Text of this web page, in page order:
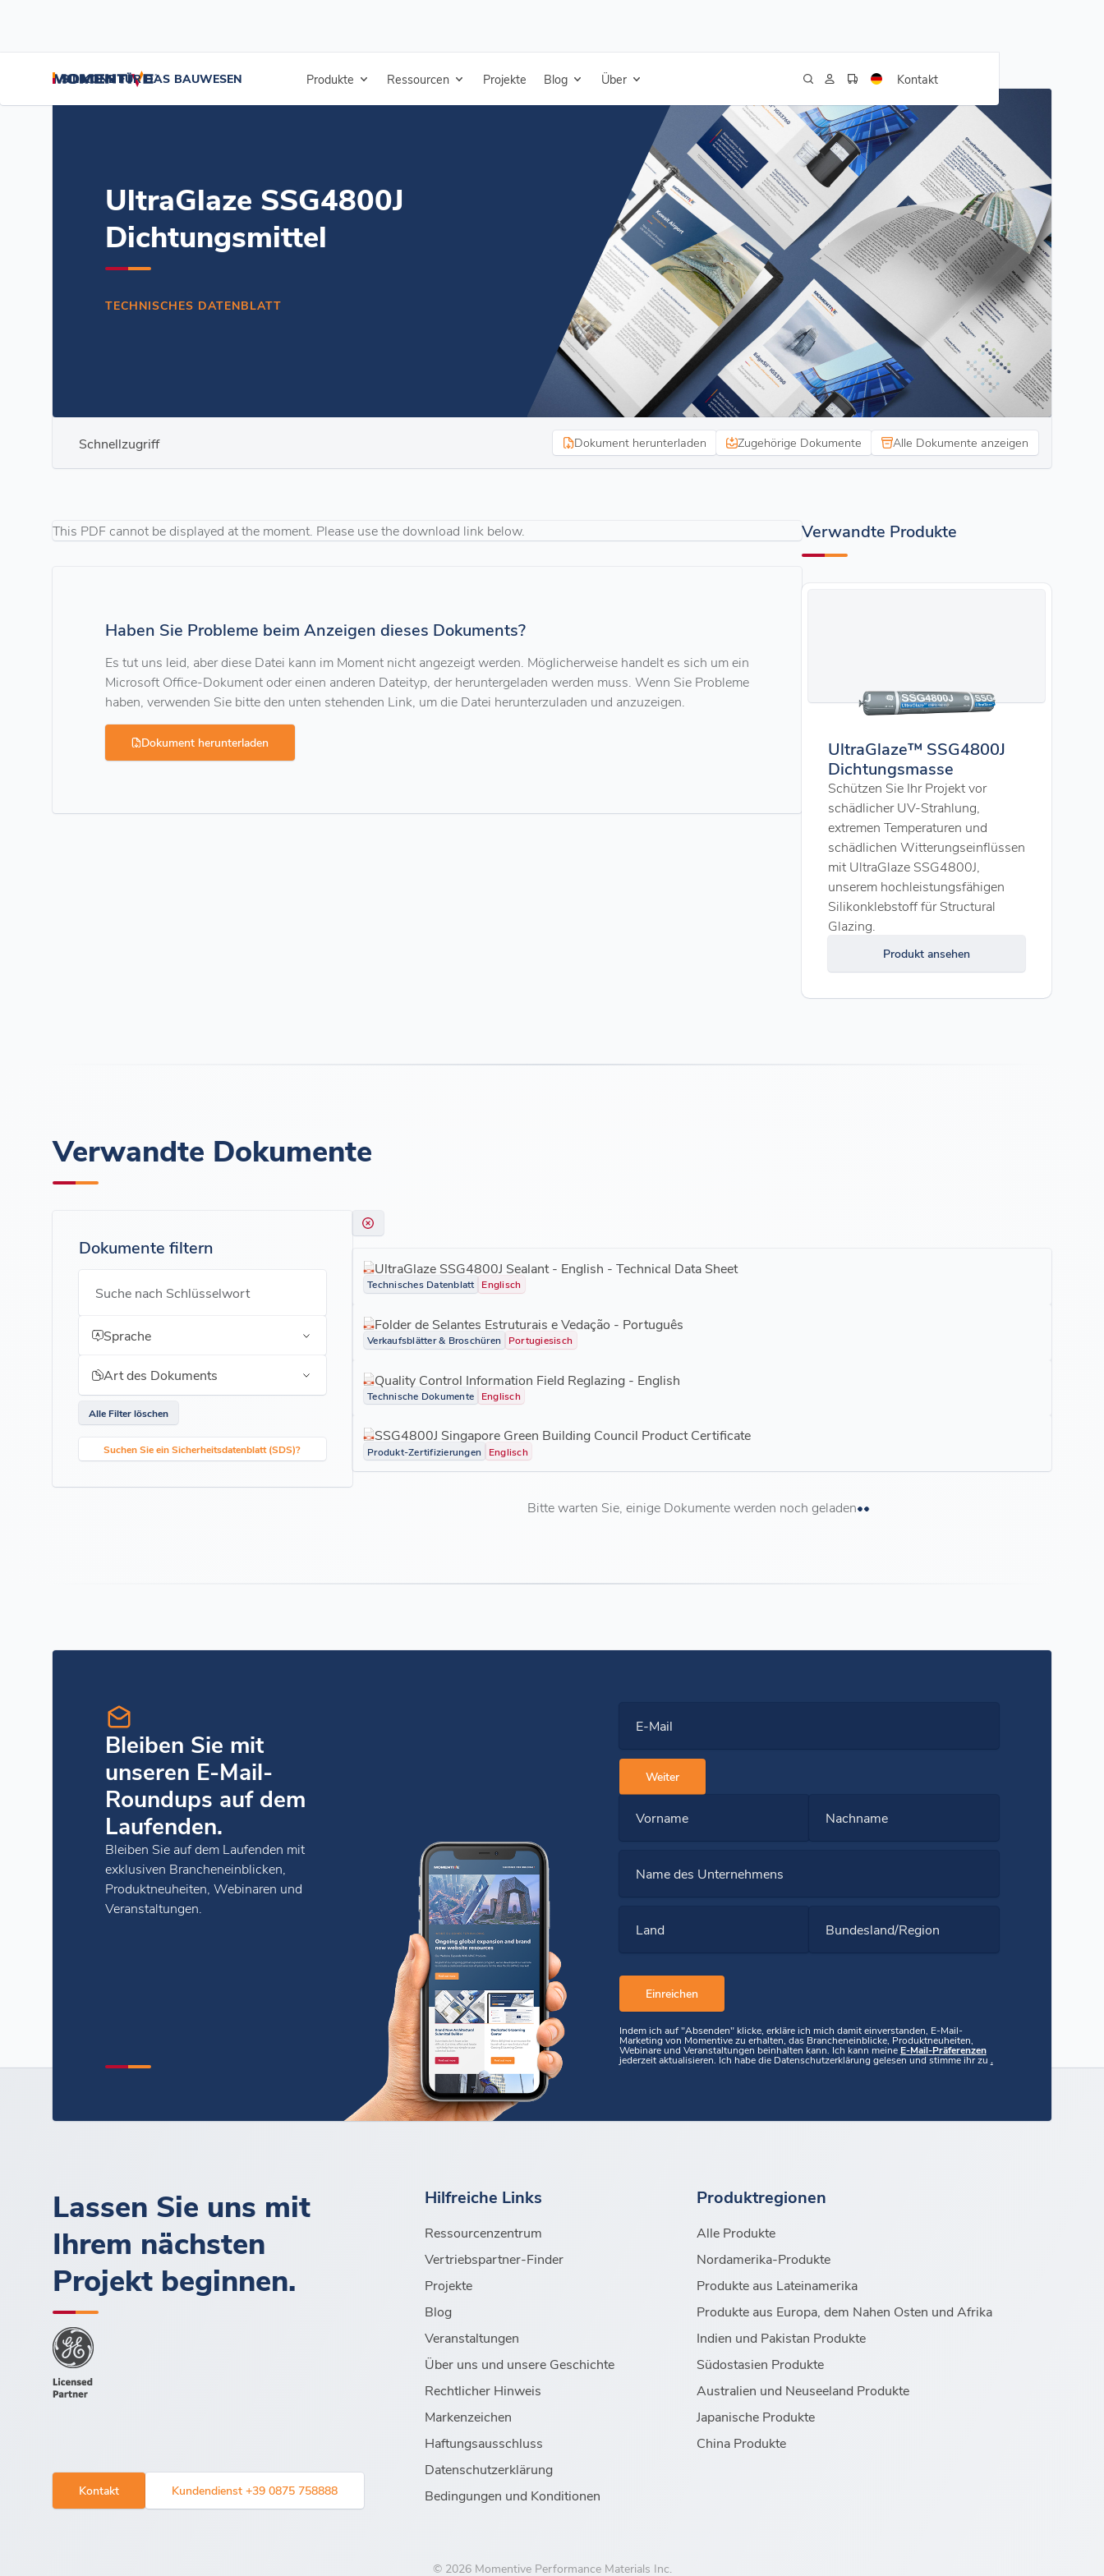
SILIKONE FÜR DAS BAUWESEN Produkte Ressourcen Projekte Blog Über Kontakt
Startseite Ressourcen UltraGlaze SSG4800J Dichtstoff – Portugiesisch – Technisches Datenblatt
UltraGlaze SSG4800J
Dichtungsmittel
TECHNISCHES DATENBLATT
Schnellzugriff Dokument herunterladen Zugehörige Dokumente Alle Dokumente anzeigen
This PDF cannot be displayed at the moment. Please use the download link below.
Haben Sie Probleme beim Anzeigen dieses Dokuments?
Es tut uns leid, aber diese Datei kann im Moment nicht angezeigt werden. Möglicherweise handelt es sich um ein
Microsoft Office-Dokument oder einen anderen Dateityp, der heruntergeladen werden muss. Wenn Sie Probleme
haben, verwenden Sie bitte den unten stehenden Link, um die Datei herunterzuladen und anzuzeigen.
Dokument herunterladen
Verwandte Produkte
UltraGlaze™ SSG4800J
Dichtungsmasse
Schützen Sie Ihr Projekt vor
schädlicher UV-Strahlung,
extremen Temperaturen und
schädlichen Witterungseinflüssen
mit UltraGlaze SSG4800J,
unserem hochleistungsfähigen
Silikonklebstoff für Structural
Glazing.
Produkt ansehen
Verwandte Dokumente
Dokumente filtern
Suche nach Schlüsselwort
Sprache
Art des Dokuments
Alle Filter löschen
Suchen Sie ein Sicherheitsdatenblatt (SDS)?
UltraGlaze SSG4800J Sealant - English - Technical Data Sheet
Technisches Datenblatt Englisch
Folder de Selantes Estruturais e Vedação - Português
Verkaufsblätter & Broschüren Portugiesisch
Quality Control Information Field Reglazing - English
Technische Dokumente Englisch
SSG4800J Singapore Green Building Council Product Certificate
Produkt-Zertifizierungen Englisch
Bitte warten Sie, einige Dokumente werden noch geladen
Bleiben Sie mit
unseren E-Mail-
Roundups auf dem
Laufenden.
Bleiben Sie auf dem Laufenden mit
exklusiven Brancheneinblicken,
Produktneuheiten, Webinaren und
Veranstaltungen.
E-Mail
Weiter
Vorname Nachname
Name des Unternehmens
Land Bundesland/Region
Indem ich auf "Absenden" klicke, erkläre ich mich damit einverstanden, E-Mail-
Marketing von Momentive zu erhalten, das Brancheneinblicke, Produktneuheiten,
Webinare und Veranstaltungen beinhalten kann. Ich kann meine E-Mail-Präferenzen
jederzeit aktualisieren. Ich habe die Datenschutzerklärung gelesen und stimme ihr zu .
Lassen Sie uns mit
Ihrem nächsten
Projekt beginnen.
Kontakt Kundendienst +39 0875 758888
Hilfreiche Links
Ressourcenzentrum
Vertriebspartner-Finder
Projekte
Blog
Veranstaltungen
Über uns und unsere Geschichte
Rechtlicher Hinweis
Markenzeichen
Haftungsausschluss
Datenschutzerklärung
Bedingungen und Konditionen
Produktregionen
Alle Produkte
Nordamerika-Produkte
Produkte aus Lateinamerika
Produkte aus Europa, dem Nahen Osten und Afrika
Indien und Pakistan Produkte
Südostasien Produkte
Australien und Neuseeland Produkte
Japanische Produkte
China Produkte
© 2026 Momentive Performance Materials Inc.